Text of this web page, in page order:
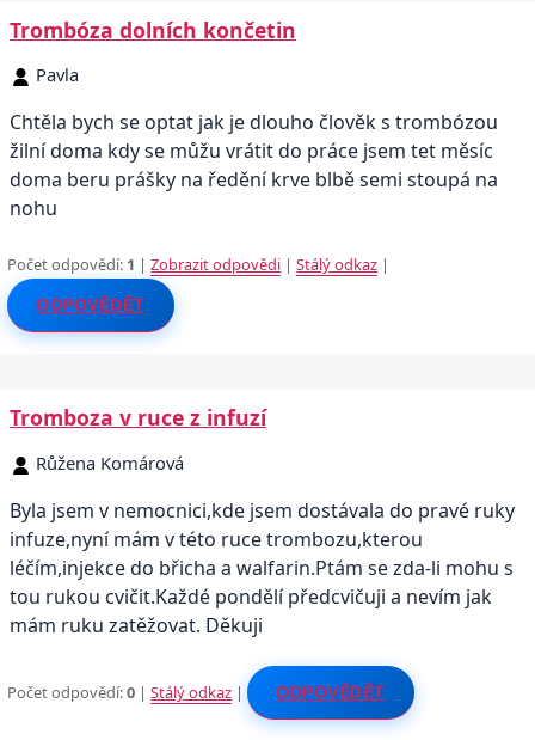
Trombóza dolních končetin
Pavla
Chtěla bych se optat jak je dlouho člověk s trombózou
žilní doma kdy se můžu vrátit do práce jsem tet měsíc
doma beru prášky na ředění krve blbě semi stoupá na
nohu
Počet odpovědí: 1 |Zobrazit odpovědi |Stálý odkaz |
ODPOVĚDĚT
Tromboza v ruce z infuzí
Růžena Komárová
Byla jsem v nemocnici,kde jsem dostávala do pravé ruky
infuze,nyní mám v této ruce trombozu,kterou
léčím,injekce do břicha a walfarin.Ptám se zda-li mohu s
tou rukou cvičit.Každé pondělí předcvičuji a nevím jak
mám ruku zatěžovat. Děkuji
Počet odpovědí:0 |Stálý odkaz | ODPOVĚDĚT